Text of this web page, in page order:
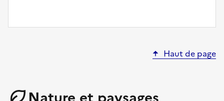
Haut de page